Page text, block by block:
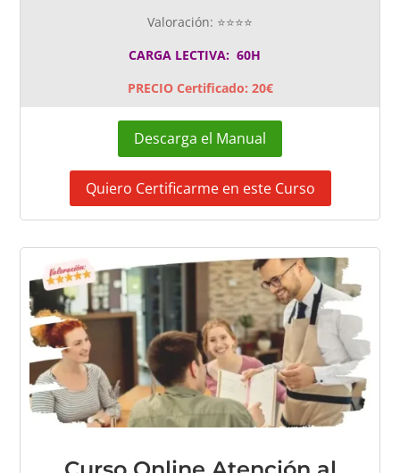
Valoración: ⭐⭐⭐⭐
CARGA LECTIVA: 60H
PRECIO Certificado: 20€
Descarga el Manual
Quiero Certificarme en este Curso